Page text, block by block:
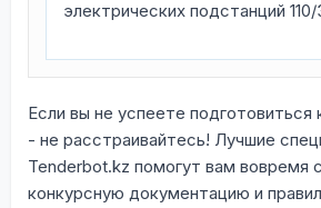
электрических подстанций
Если вы не успеете подготовиться
- не расстраивайтесь! Лучшие
Tenderbot.kz помогут вам вовремя
конкурсную документацию и